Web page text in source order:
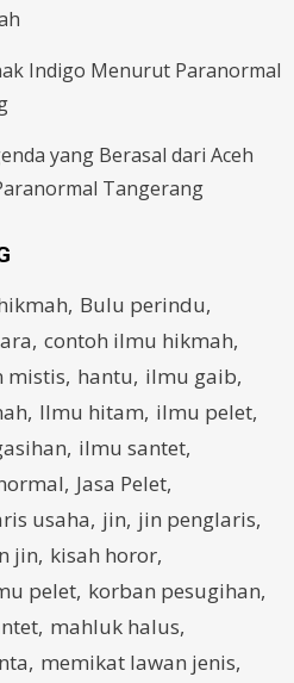
Indigo Menurut Paranormal
yang Berasal dari Aceh
Tangerang
Bulu perindu
contoh ilmu hikmah
mistis hantu ilmu gaib
Ilmu hitam ilmu pelet
ilmu santet
Jasa Pelet
usaha jin jin penglaris
jin kisah horor
pelet korban pesugihan
mahluk halus
memikat lawan jenis